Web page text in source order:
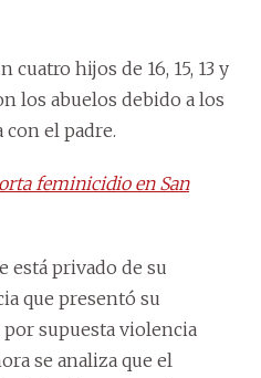
cuatro hijos de 16, 15, 13 y
los abuelos debido a los
el padre.
feminicidio en San
está privado de su
que presentó su
supuesta violencia
se analiza que el